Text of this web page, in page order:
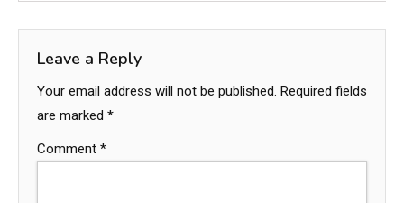
Leave a Reply
Your email address will not be published. Required fields
are marked *
Comment *